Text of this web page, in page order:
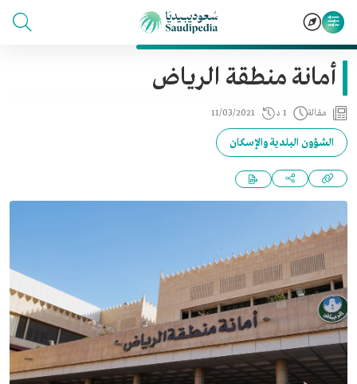
أمانة منطقة الرياض
مقالة 1 د 11/03/2021
الشؤون البلدية والإسكان